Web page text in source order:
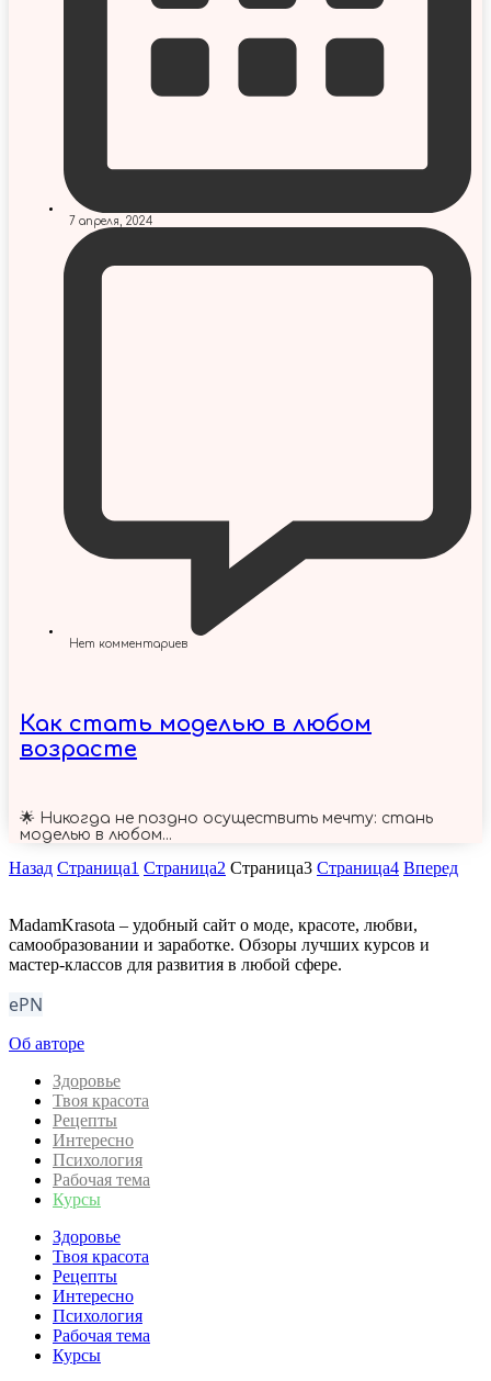
7 апреля, 2024
Нет комментариев
Как стать моделью в любом
возрасте
🌟 Никогда не поздно осуществить мечту: стань
моделью в любом...
Назад Страница1 Страница2 Страница3 Страница4 Вперед
MadamKrasota – удобный сайт о моде, красоте, любви,
самообразовании и заработке. Обзоры лучших курсов и
мастер-классов для развития в любой сфере.
ePN
Об авторе
Здоровье
Твоя красота
Рецепты
Интересно
Психология
Рабочая тема
Курсы
Здоровье
Твоя красота
Рецепты
Интересно
Психология
Рабочая тема
Курсы